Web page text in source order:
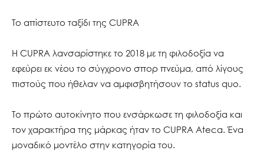
Το απίστευτο ταξίδι της CUPRA
Η CUPRA λανσαρίστηκε το 2018 με τη φιλοδοξία να
εφεύρει εκ νέου το σύγχρονο σπορ πνεύμα, από λίγους
πιστούς που ήθελαν να αμφισβητήσουν το status quo.
Το πρώτο αυτοκίνητο που ενσάρκωσε τη φιλοδοξία και
τον χαρακτήρα της μάρκας ήταν το CUPRA Ateca. Ένα
μοναδικό μοντέλο στην κατηγορία του.